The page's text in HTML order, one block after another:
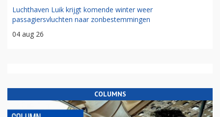
Luchthaven Luik krijgt komende winter weer
passagiersvluchten naar zonbestemmingen
04 aug 26
COLUMNS